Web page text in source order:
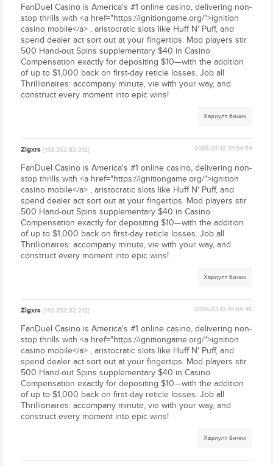
FanDuel Casino is America's #1 online casino, delivering non-
stop thrills with <a href="https://ignitiongame.org/">ignition
casino mobile</a> , aristocratic slots like Huff N' Puff, and
spend dealer act sort out at your fingertips. Mod players stir
500 Hand-out Spins supplementary $40 in Casino
Compensation exactly for depositing $10—with the addition
of up to $1,000 back on first-day reticle losses. Job all
Thrillionaires: accompany minute, vie with your way, and
construct every moment into epic wins!
Хариулт бичих
Zlgxrs[142.252.82.212] 2026-03-12 01:04:54
FanDuel Casino is America's #1 online casino, delivering non-
stop thrills with <a href="https://ignitiongame.org/">ignition
casino mobile</a> , aristocratic slots like Huff N' Puff, and
spend dealer act sort out at your fingertips. Mod players stir
500 Hand-out Spins supplementary $40 in Casino
Compensation exactly for depositing $10—with the addition
of up to $1,000 back on first-day reticle losses. Job all
Thrillionaires: accompany minute, vie with your way, and
construct every moment into epic wins!
Хариулт бичих
Zlgxrs[142.252.82.212] 2026-03-12 01:04:45
FanDuel Casino is America's #1 online casino, delivering non-
stop thrills with <a href="https://ignitiongame.org/">ignition
casino mobile</a> , aristocratic slots like Huff N' Puff, and
spend dealer act sort out at your fingertips. Mod players stir
500 Hand-out Spins supplementary $40 in Casino
Compensation exactly for depositing $10—with the addition
of up to $1,000 back on first-day reticle losses. Job all
Thrillionaires: accompany minute, vie with your way, and
construct every moment into epic wins!
Хариулт бичих